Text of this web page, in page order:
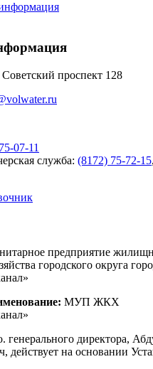
Советский проспект 128
07-11
служба: (8172) 75-72-15,
предприятие
городского округа
МУП ЖКХ
генерального директора,
действует на основании